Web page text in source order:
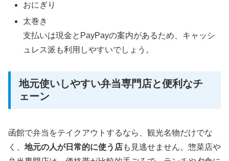
おにぎり
太巻き
支払いは現金とPayPayの案内があるため、キャッシ
ュレス派も利用しやすいでしょう。
地元使いしやすい弁当専門店と便利なチ
ェーン
函館で弁当をテイクアウトするなら、観光名物だけでな
く、 地元の人が日常的に使う店も見逃せません。惣菜店や